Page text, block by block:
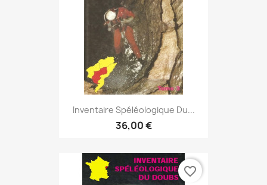
Inventaire Spéléologique Du...
36,00 €
favorite_border